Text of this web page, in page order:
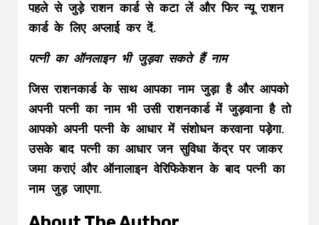
पहले से जुड़े राशन कार्ड से कटा लें और फिर न्यू राशन
कार्ड के लिए अप्लाई कर दें.
पत्नी का ऑनलाइन भी जुड़वा सकते हैं नाम
जिस राशनकार्ड के साथ आपका नाम जुड़ा है और आपको
अपनी पत्नी का नाम भी उसी राशनकार्ड में जुड़वाना है तो
आपको अपनी पत्नी के आधार में संशोधन करवाना पड़ेगा.
उसके बाद पत्नी का आधार जन सुविधा केंद्र पर जाकर
जमा कराएं और ऑनालाइन वेरिफिकेशन के बाद पत्नी का
नाम जुड़ जाएगा.